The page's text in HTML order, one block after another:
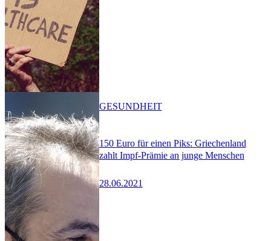
150 Euro für einen Piks: Griechenland
zahlt Impf-Prämie an junge Menschen
28.06.2021
GESUNDHEIT